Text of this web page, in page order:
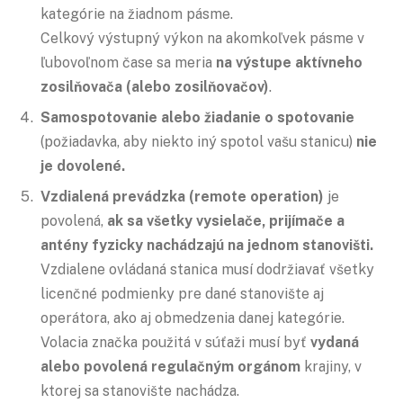
kategórie na žiadnom pásme.
Celkový výstupný výkon na akomkoľvek pásme v
ľubovoľnom čase sa meria na výstupe aktívneho
zosilňovača (alebo zosilňovačov).
Samospotovanie alebo žiadanie o spotovanie
(požiadavka, aby niekto iný spotol vašu stanicu) nie
je dovolené.
Vzdialená prevádzka (remote operation) je
povolená, ak sa všetky vysielače, prijímače a
antény fyzicky nachádzajú na jednom stanovišti.
Vzdialene ovládaná stanica musí dodržiavať všetky
licenčné podmienky pre dané stanovište aj
operátora, ako aj obmedzenia danej kategórie.
Volacia značka použitá v súťaži musí byť vydaná
alebo povolená regulačným orgánom krajiny, v
ktorej sa stanovište nachádza.